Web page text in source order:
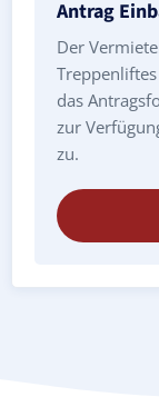
Antrag
Der
das
zur
zu.